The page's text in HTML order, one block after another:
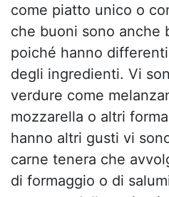
come piatto unico o
che buoni sono anche
poiché hanno
degli ingredienti. Vi
verdure come
mozzarella o altri
hanno altri gusti vi
carne tenera che
di formaggio o di